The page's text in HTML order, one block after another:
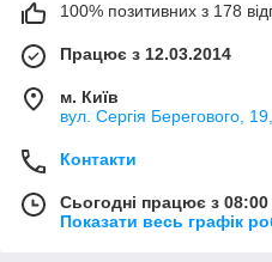
100% позитивних з 178
Працює з 12.03.2014
м. Київ
вул. Сергія Берегового,
Контакти
Сьогодні працює з
Показати весь графік